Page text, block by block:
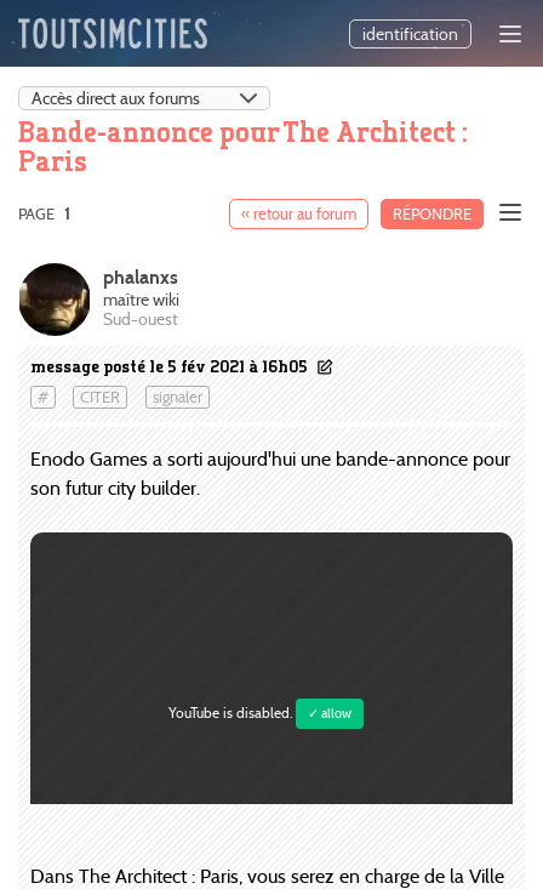
identification
Bande-annonce pour The Architect :
Paris
« retour au forum RÉPONDRE
PAGE 1
message posté le 5 fév 2021 à 16h05
# CITER signaler
phalanxs
maître wiki
Sud-ouest
Enodo Games a sorti aujourd'hui une bande-annonce pour
son futur city builder.
YouTube is disabled. ✓ allow
Dans The Architect : Paris, vous serez en charge de la Ville